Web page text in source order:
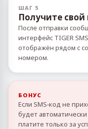
ШАГ 5
Получите
После отправки
интерфейс TIGER
отображён рядом с
номером.
БОНУС
Если SMS‑код не
будет
платите только за